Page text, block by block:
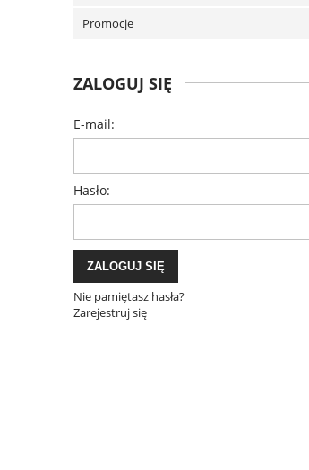
Promocje
ZALOGUJ SIĘ
E-mail:
Hasło:
ZALOGUJ SIĘ
Nie pamiętasz hasła?
Zarejestruj się